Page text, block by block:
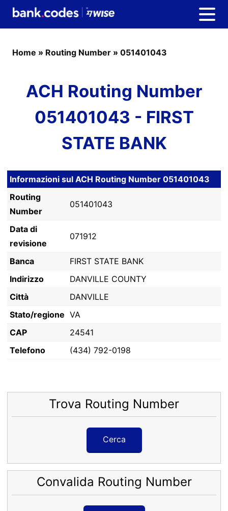
Home » Routing Number » 051401043
ACH Routing Number
051401043 - FIRST
STATE BANK
Informazioni sul ACH Routing Number 051401043
Routing
Number
051401043
Data di
revisione
071912
Banca
FIRST STATE BANK
Indirizzo
DANVILLE COUNTY
Città
DANVILLE
Stato/regione VA
CAP
24541
Telefono
(434) 792-0198
Trova Routing Number
Cerca
Convalida Routing Number